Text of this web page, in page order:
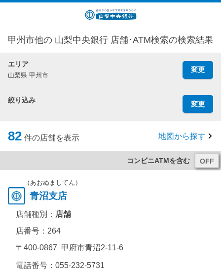
甲州市他の 山梨中央銀行 店舗･ATM検索の検索結果
エリア
山梨県 甲州市
変更
絞り込み 変更
82 件の店舗を表示 地図から探す
コンビニATMを含む
（あおぬましてん）
青沼支店
店舗種別： 店舗
店番号：264
〒400-0867 甲府市青沼2-11-6
電話番号： 055-232-5731